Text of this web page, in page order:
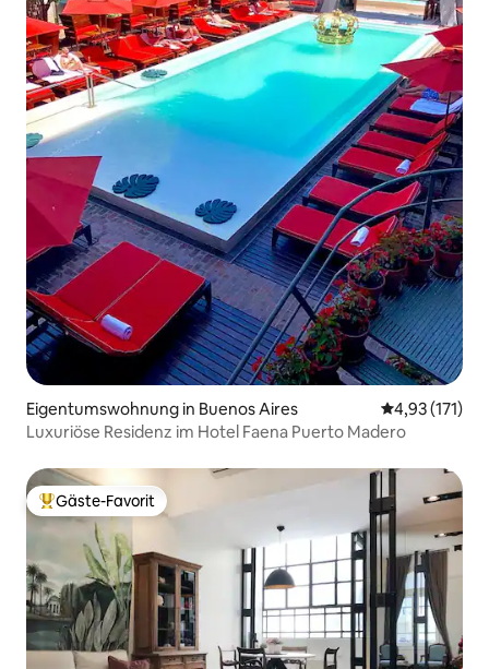
Eigentumswohnung in Buenos Aires
4,93 (171)
Luxuriöse Residenz im Hotel Faena Puerto Madero
Beliebter Gäste-Favorit.
Gäste-Favorit